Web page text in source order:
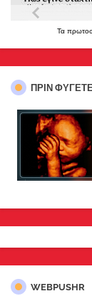
Τα
ΠΡΊΝ
WEBPUSHR